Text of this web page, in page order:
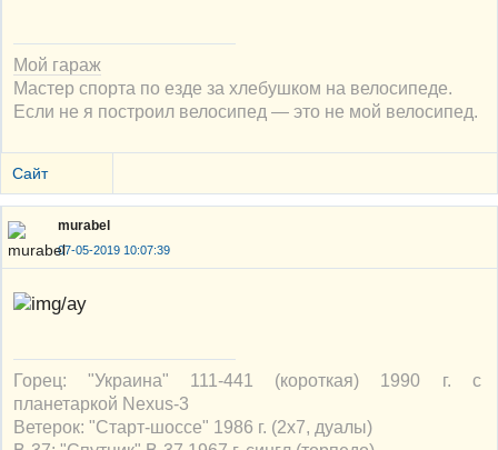
Мой гараж
Мастер спорта по езде за хлебушком на велосипеде.
Если не я построил велосипед — это не мой велосипед.
Сайт
murabel
07-05-2019 10:07:39
Горец: "Украина" 111-441 (короткая) 1990 г. с
планетаркой Nexus-3
Ветерок: "Старт-шоссе" 1986 г. (2х7, дуалы)